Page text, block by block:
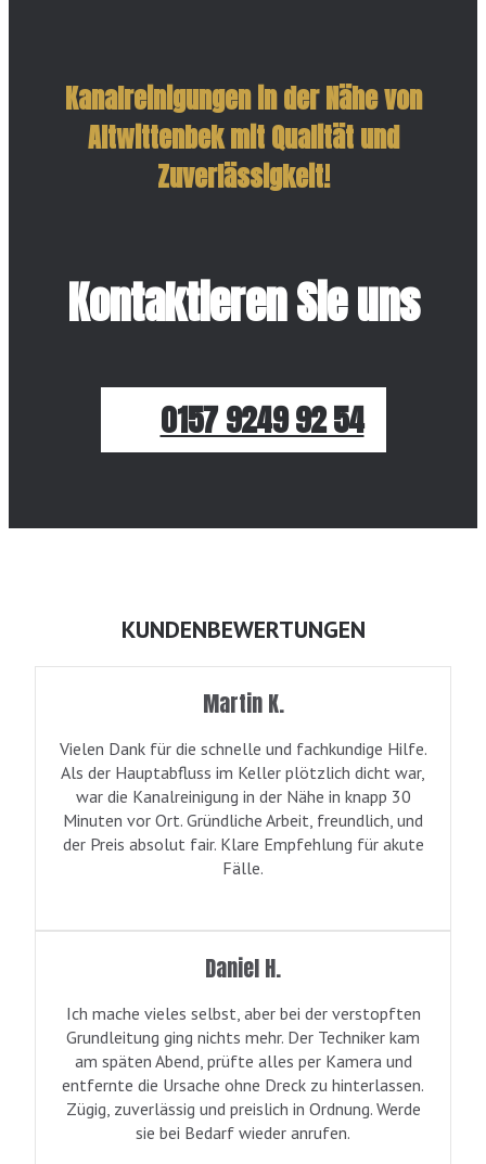
Kanalreinigungen in der Nähe von
Altwittenbek mit Qualität und
Zuverlässigkeit!
Kontaktieren Sie uns
0157 9249 92 54
KUNDENBEWERTUNGEN
Martin K.
Vielen Dank für die schnelle und fachkundige Hilfe.
Als der Hauptabfluss im Keller plötzlich dicht war,
war die Kanalreinigung in der Nähe in knapp 30
Minuten vor Ort. Gründliche Arbeit, freundlich, und
der Preis absolut fair. Klare Empfehlung für akute
Fälle.
Daniel H.
Ich mache vieles selbst, aber bei der verstopften
Grundleitung ging nichts mehr. Der Techniker kam
am späten Abend, prüfte alles per Kamera und
entfernte die Ursache ohne Dreck zu hinterlassen.
Zügig, zuverlässig und preislich in Ordnung. Werde
sie bei Bedarf wieder anrufen.